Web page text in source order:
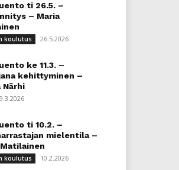
ti 26.5. –
– Maria
koulutus 26.5.2026
ke 11.3. –
kehittyminen –
Närhi
9.3.2026
ti 10.2. –
mielentila –
koulutus 10.2.2026